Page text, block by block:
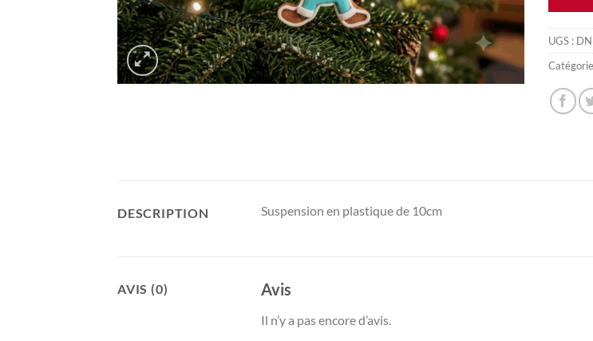
UGS :
DESCRIPTION Suspension en plastique de 10cm
AVIS (0) Avis
Il n’y a pas encore d’avis.